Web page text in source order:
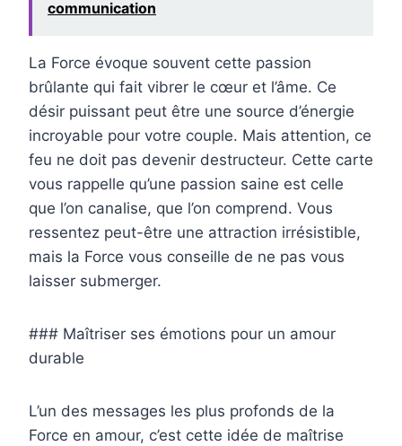
communication
La Force évoque souvent cette passion
brûlante qui fait vibrer le cœur et l’âme. Ce
désir puissant peut être une source d’énergie
incroyable pour votre couple. Mais attention, ce
feu ne doit pas devenir destructeur. Cette carte
vous rappelle qu’une passion saine est celle
que l’on canalise, que l’on comprend. Vous
ressentez peut-être une attraction irrésistible,
mais la Force vous conseille de ne pas vous
laisser submerger.
### Maîtriser ses émotions pour un amour
durable
L’un des messages les plus profonds de la
Force en amour, c’est cette idée de maîtrise